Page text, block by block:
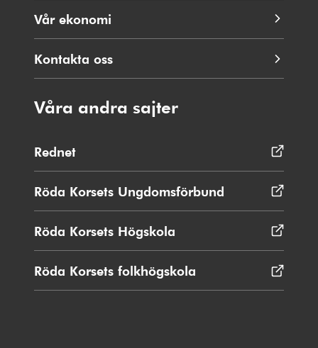
Vår ekonomi
Kontakta oss
Våra andra sajter
Rednet
i
nytt
fönster
Röda Korsets Ungdomsförbund Öppnas
i
Röda Korsets Högskola
i
nytt
fönster
Röda Korsets folkhögskola
i